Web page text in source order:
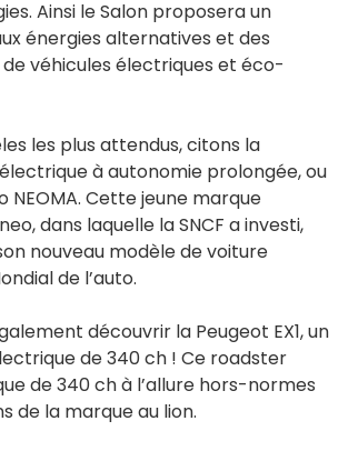
Ainsi le Salon proposera un
énergies alternatives et des
de véhicules électriques et éco-
les plus attendus, citons la
à autonomie prolongée, ou
NEOMA. Cette jeune marque
dans laquelle la SNCF a investi,
nouveau modèle de voiture
de l’auto.
découvrir la Peugeot EX1, un
de 340 ch ! Ce roadster
de 340 ch à l’allure hors-normes
de la marque au lion.